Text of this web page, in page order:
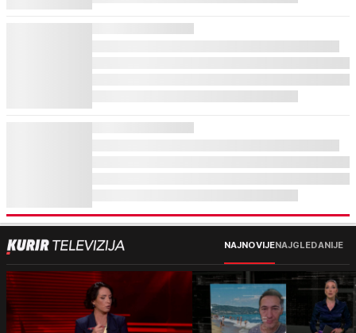
NAJNOVIJENAJGLEDANIJE